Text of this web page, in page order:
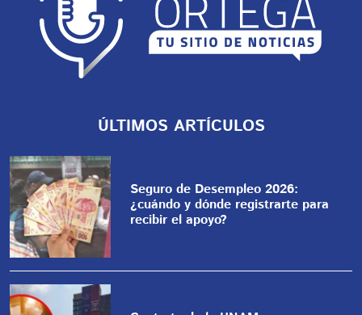
ÚLTIMOS ARTÍCULOS
Seguro de Desempleo 2026:
¿cuándo y dónde registrarte para
recibir el apoyo?